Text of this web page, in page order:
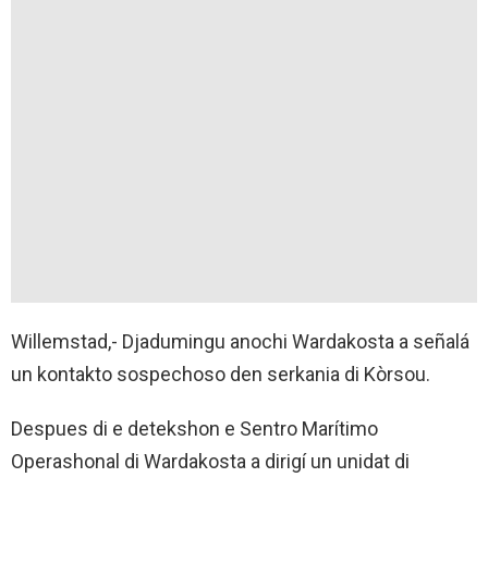
Willemstad,- Djadumingu anochi Wardakosta a señalá
un kontakto sospechoso den serkania di Kòrsou.
Despues di e detekshon e Sentro Marítimo
Operashonal di Wardakosta a dirigí un unidat di